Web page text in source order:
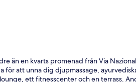
än en kvarts promenad från Via
för att unna dig djupmassage,
ett fitnesscenter och en terrass.